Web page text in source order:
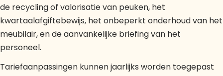
de recycling of valorisatie van peuken, het
kwartaalafgiftebewijs, het onbeperkt onderhoud van het
meubilair, en de aanvankelijke briefing van het
personeel.
Tariefaanpassingen kunnen jaarlijks worden toegepast